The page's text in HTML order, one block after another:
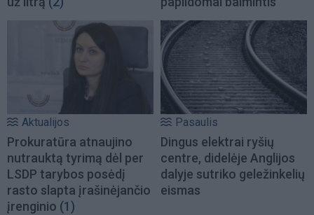
Aktualijos
Prokuratūra atnaujino
nutrauktą tyrimą dėl per
LSDP tarybos posėdį
rasto slapta įrašinėjančio
įrenginio (1)
Pasaulis
Dingus elektrai ryšių
centre, didelėje Anglijos
dalyje sutriko geležinkelių
eismas